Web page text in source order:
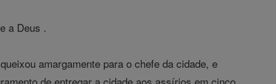
a Deus .
amargamente para o chefe da cidade, e